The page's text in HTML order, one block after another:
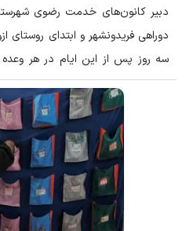
دبیر کانون‌های خدمت رضوی
دوراهی فریدونشهر و ابتدای روستای
خدمات پذیرایی ارائه می‌دهد.